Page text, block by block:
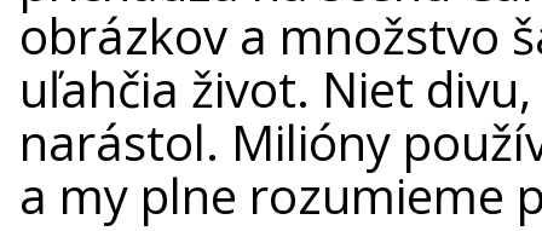
obrázkov a množstvo
uľahčia život. Niet
narástol. Milióny
a my plne rozumieme